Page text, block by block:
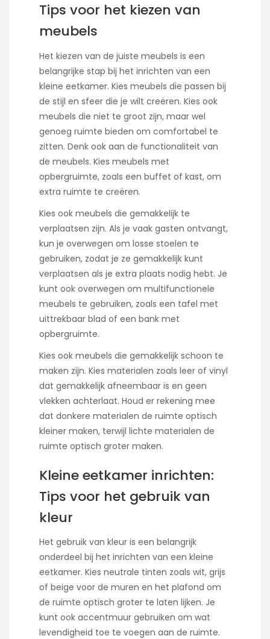
Tips voor het kiezen van
meubels
Het kiezen van de juiste meubels is een
belangrijke stap bij het inrichten van een
kleine eetkamer. Kies meubels die passen bij
de stijl en sfeer die je wilt creëren. Kies ook
meubels die niet te groot zijn, maar wel
genoeg ruimte bieden om comfortabel te
zitten. Denk ook aan de functionaliteit van
de meubels. Kies meubels met
opbergruimte, zoals een buffet of kast, om
extra ruimte te creëren.
Kies ook meubels die gemakkelijk te
verplaatsen zijn. Als je vaak gasten ontvangt,
kun je overwegen om losse stoelen te
gebruiken, zodat je ze gemakkelijk kunt
verplaatsen als je extra plaats nodig hebt. Je
kunt ook overwegen om multifunctionele
meubels te gebruiken, zoals een tafel met
uittrekbaar blad of een bank met
opbergruimte.
Kies ook meubels die gemakkelijk schoon te
maken zijn. Kies materialen zoals leer of vinyl
dat gemakkelijk afneembaar is en geen
vlekken achterlaat. Houd er rekening mee
dat donkere materialen de ruimte optisch
kleiner maken, terwijl lichte materialen de
ruimte optisch groter maken.
Kleine eetkamer inrichten:
Tips voor het gebruik van
kleur
Het gebruik van kleur is een belangrijk
onderdeel bij het inrichten van een kleine
eetkamer. Kies neutrale tinten zoals wit, grijs
of beige voor de muren en het plafond om
de ruimte optisch groter te laten lijken. Je
kunt ook accentmuur gebruiken om wat
levendigheid toe te voegen aan de ruimte.